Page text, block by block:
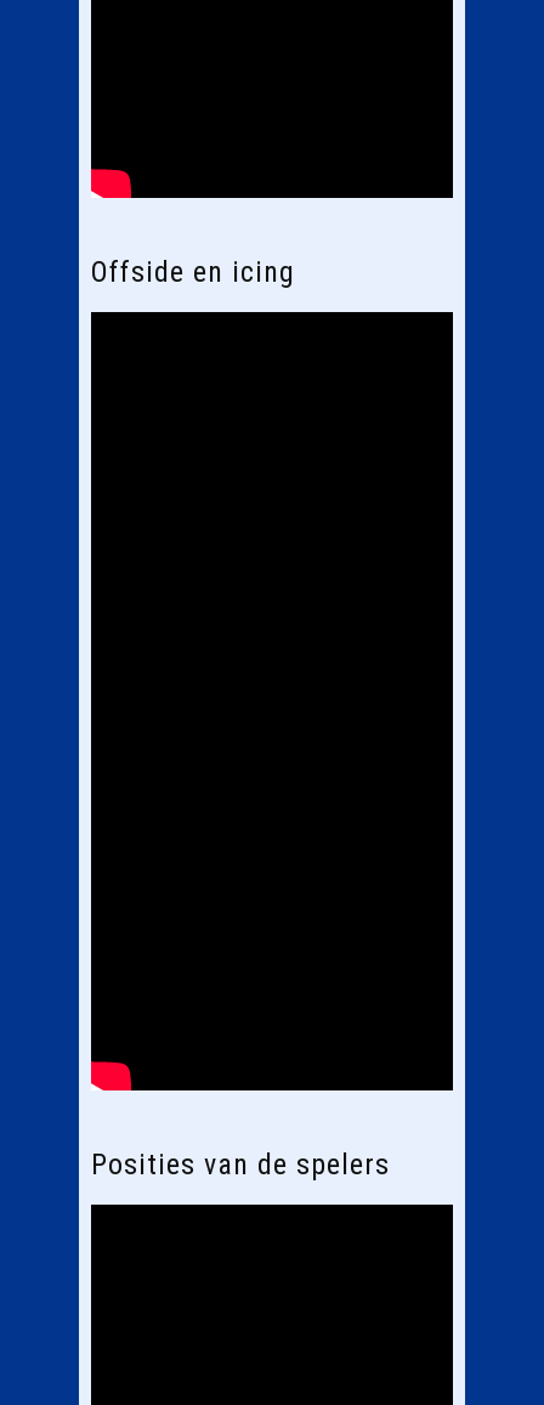
Offside en icing
Posities van de spelers